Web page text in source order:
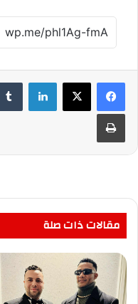
لينكدإن
طباعة
مقالات ذات صلة